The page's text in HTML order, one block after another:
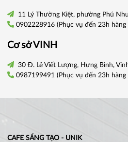
11 Lý Thường Kiệt, phường Phú
0902228916(Phục vụ đến 23h hàng
Cơ sở VINH
30 Đ. Lê Viết Lượng, Hưng Bình,
0987199491 (Phục vụ đến 23h hàng
CAFE SÁNG TẠO - UNIK